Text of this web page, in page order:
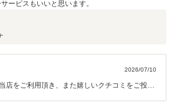
ービスもいいと思います。
2026/07/10
店をご利用頂き、また嬉しいクチコミをご投稿